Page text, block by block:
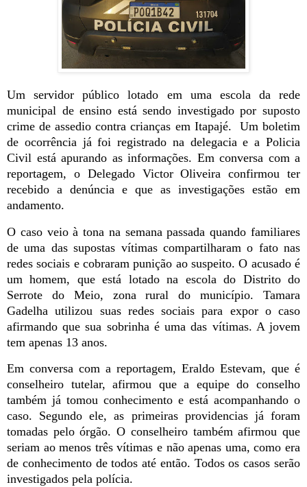
Um servidor público lotado em uma escola da rede
municipal de ensino está sendo investigado por suposto
crime de assedio contra crianças em Itapajé. Um boletim
de ocorrência já foi registrado na delegacia e a Policia
Civil está apurando as informações. Em conversa com a
reportagem, o Delegado Victor Oliveira confirmou ter
recebido a denúncia e que as investigações estão em
andamento.
O caso veio à tona na semana passada quando familiares
de uma das supostas vítimas compartilharam o fato nas
redes sociais e cobraram punição ao suspeito. O acusado é
um homem, que está lotado na escola do Distrito do
Serrote do Meio, zona rural do município. Tamara
Gadelha utilizou suas redes sociais para expor o caso
afirmando que sua sobrinha é uma das vítimas. A jovem
tem apenas 13 anos.
Em conversa com a reportagem, Eraldo Estevam, que é
conselheiro tutelar, afirmou que a equipe do conselho
também já tomou conhecimento e está acompanhando o
caso. Segundo ele, as primeiras providencias já foram
tomadas pelo órgão. O conselheiro também afirmou que
seriam ao menos três vítimas e não apenas uma, como era
de conhecimento de todos até então. Todos os casos serão
investigados pela polícia.